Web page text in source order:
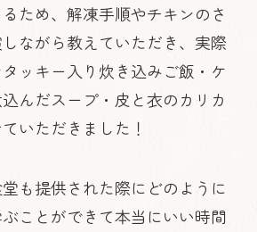
ため、解凍手順やチキンのさ
ながら教えていただき、実際
ッキー入り炊き込みご飯・ケ
んだスープ・皮と衣のカリカ
いただきました！
も提供された際にどのように
ことができて本当にいい時間